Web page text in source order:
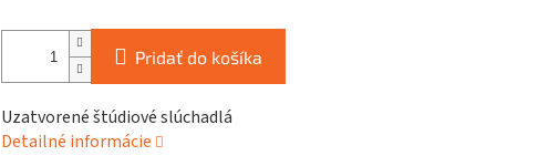
Pridať do košíka
Uzatvorené štúdiové slúchadlá
Detailné informácie